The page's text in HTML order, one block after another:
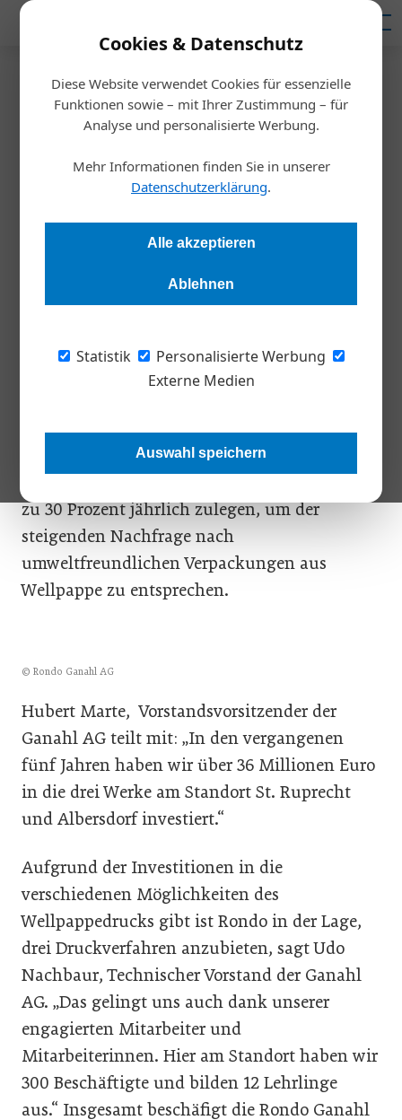
Cookies & Datenschutz
Diese Website verwendet Cookies für essenzielle
Funktionen sowie – mit Ihrer Zustimmung – für
Analyse und personalisierte Werbung.
Mehr Informationen finden Sie in unserer
Datenschutzerklärung.
Alle akzeptieren
Ablehnen
Statistik
Personalisierte Werbung
Externe Medien
Auswahl speichern
Startseite/Meldungen
Verpackungen
Rondo eröffnete Wellpappe-
Druckzentrum
Redaktion Die Wirtschaft
36 Millionen Euro-Investment in den Standort - neuer
Seit 52 Jahren wird bei Rondo in St. Ruprecht
Technik zu bleiben. Nun wurde eine neue
Werkshalle, das „Rondo Druckzentrum“
zu 30 Prozent jährlich zulegen, um der
steigenden Nachfrage nach
umweltfreundlichen Verpackungen aus
Wellpappe zu entsprechen.
© Rondo Ganahl AG
Hubert Marte, Vorstandsvorsitzender der
Ganahl AG teilt mit: „In den vergangenen
fünf Jahren haben wir über 36 Millionen Euro
in die drei Werke am Standort St. Ruprecht
und Albersdorf investiert.“
Aufgrund der Investitionen in die
verschiedenen Möglichkeiten des
Wellpappedrucks gibt ist Rondo in der Lage,
drei Druckverfahren anzubieten, sagt Udo
Nachbaur, Technischer Vorstand der Ganahl
AG. „Das gelingt uns auch dank unserer
engagierten Mitarbeiter und
Mitarbeiterinnen. Hier am Standort haben wir
300 Beschäftigte und bilden 12 Lehrlinge
aus.“ Insgesamt beschäfigt die Rondo Ganahl